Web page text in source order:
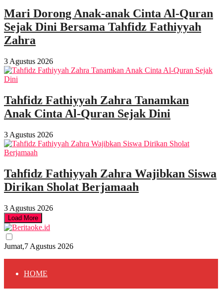
Mari Dorong Anak-anak Cinta Al-Quran
Sejak Dini Bersama Tahfidz Fathiyyah
Zahra
3 Agustus 2026
Tahfidz Fathiyyah Zahra Tanamkan
Anak Cinta Al-Quran Sejak Dini
3 Agustus 2026
Tahfidz Fathiyyah Zahra Wajibkan Siswa
Dirikan Sholat Berjamaah
3 Agustus 2026
Load More
Jumat,7 Agustus 2026
HOME